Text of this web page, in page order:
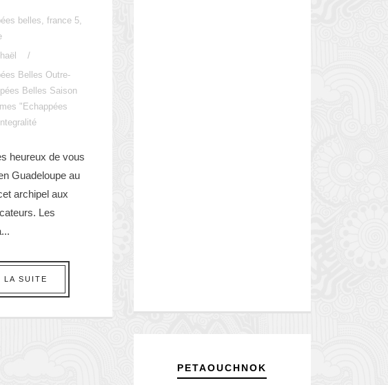
belles france 5,
/
Belles Outre-
Belles Saison
"Echappées
heureux de vous
Guadeloupe au
archipel aux
Les
LA SUITE
PETAOUCHNOK